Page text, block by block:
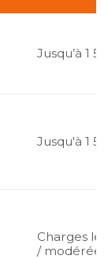
Jusqu’à 1
Jusqu'à 1
Charges
/ modérées